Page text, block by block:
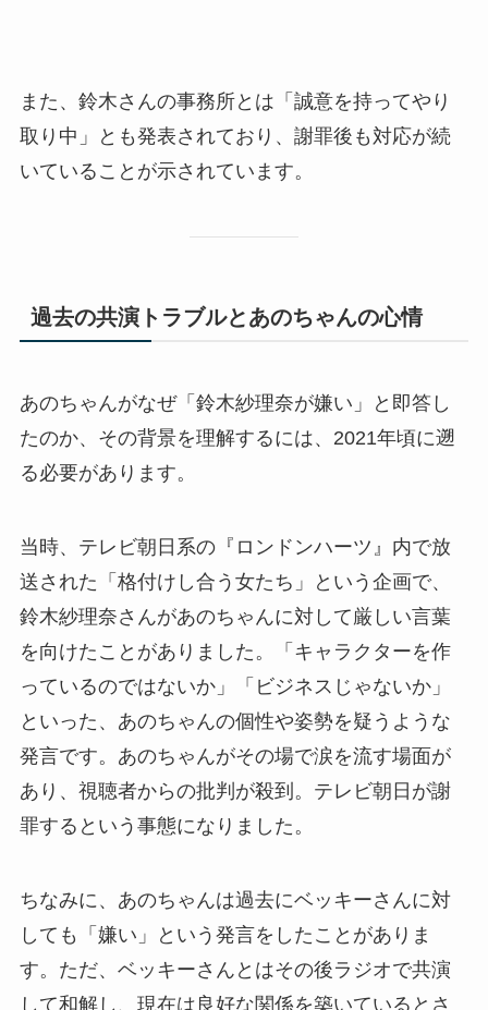
また、鈴木さんの事務所とは「誠意を持ってやり
取り中」とも発表されており、謝罪後も対応が続
いていることが示されています。
過去の共演トラブルとあのちゃんの心情
あのちゃんがなぜ「鈴木紗理奈が嫌い」と即答し
たのか、その背景を理解するには、2021年頃に遡
る必要があります。
当時、テレビ朝日系の『ロンドンハーツ』内で放
送された「格付けし合う女たち」という企画で、
鈴木紗理奈さんがあのちゃんに対して厳しい言葉
を向けたことがありました。「キャラクターを作
っているのではないか」「ビジネスじゃないか」
といった、あのちゃんの個性や姿勢を疑うような
発言です。あのちゃんがその場で涙を流す場面が
あり、視聴者からの批判が殺到。テレビ朝日が謝
罪するという事態になりました。
ちなみに、あのちゃんは過去にベッキーさんに対
しても「嫌い」という発言をしたことがありま
す。ただ、ベッキーさんとはその後ラジオで共演
して和解し、現在は良好な関係を築いているとさ